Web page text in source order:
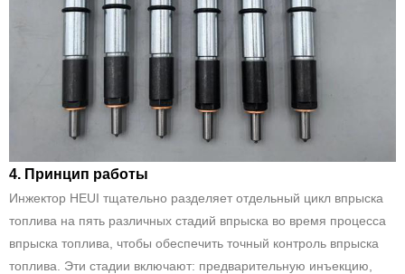
4. Принцип работы
Инжектор HEUI тщательно разделяет отдельный цикл впрыска
топлива на пять различных стадий впрыска во время процесса
впрыска топлива, чтобы обеспечить точный контроль впрыска
топлива. Эти стадии включают: предварительную инъекцию,